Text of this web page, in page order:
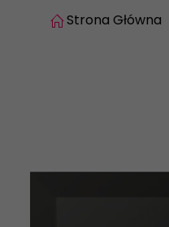
Strona Główna